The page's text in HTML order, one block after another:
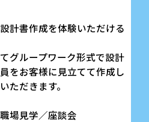
計書作成を体験いただける
グループワーク形式で設計
をお客様に見立てて作成し
ただきます。
場見学／座談会